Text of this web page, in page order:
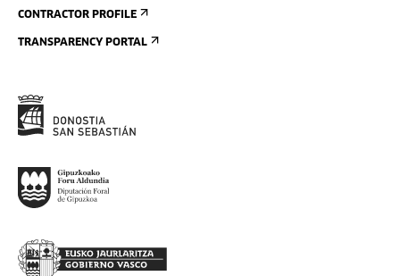
CONTRACTOR PROFILE
TRANSPARENCY PORTAL